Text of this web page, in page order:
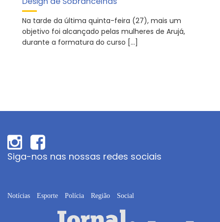
Na tarde da última quinta-feira (27), mais um
objetivo foi alcançado pelas mulheres de Arujá,
durante a formatura do curso […]
Siga-nos nas nossas redes sociais
Notícias Esporte Polícia Região Social